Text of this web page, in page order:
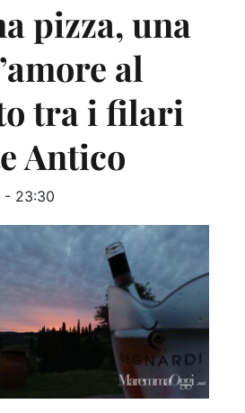
pizza, una
al
tra i filari
Antico
- 23:30